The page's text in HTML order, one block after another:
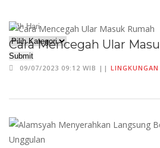
Submit
Cara Mencegah Ular
09/07/2023 09:12 WIB || LINGKUNGAN